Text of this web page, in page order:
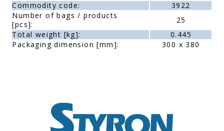
Commodity code:
3922
Number of bags / products
[pcs]:
25
Total weight [kg]:
0.445
Packaging dimension [mm]:
300 x 380